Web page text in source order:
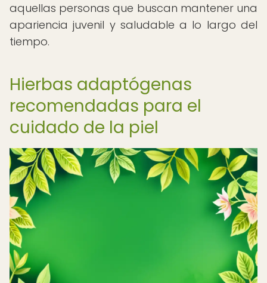
aquellas personas que buscan mantener una
apariencia juvenil y saludable a lo largo del
tiempo.
Hierbas adaptógenas
recomendadas para el
cuidado de la piel